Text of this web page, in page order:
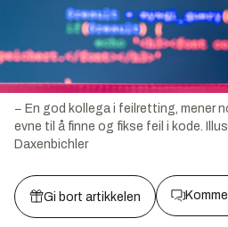
− En god kollega i feilretting, mener
evne til å finne og fikse feil i kode.
Daxenbichler
Gi bort artikkelen